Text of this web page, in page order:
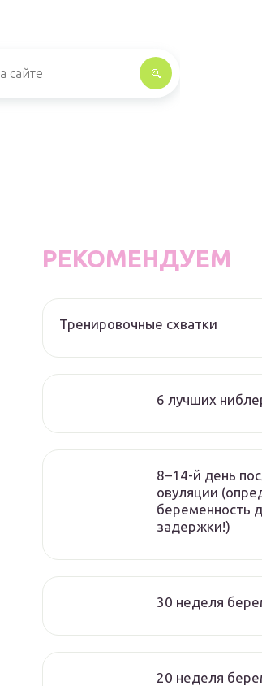
РЕКОМЕНДУЕМ
Тренировочные схватки
6 лучших
8–14-й день
овуляции
беременность
задержки!)
30 неделя
20 неделя